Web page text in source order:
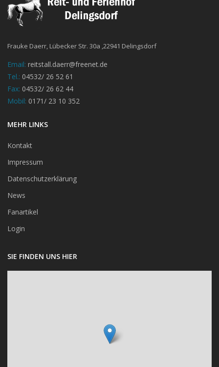
Frauke Daerr, Lübecker Str. 30a ,22941 Delingsdorf
Email: reitstall.daerr@freenet.de
Tel.: 04532/ 26 52 61
Fax: 04532/ 26 62 44
Mobil: 0171/ 23 10 352
MEHR LINKS
Kontakt
Impressum
Datenschutzerklärung
News
Fanartikel
Login
SIE FINDEN UNS HIER